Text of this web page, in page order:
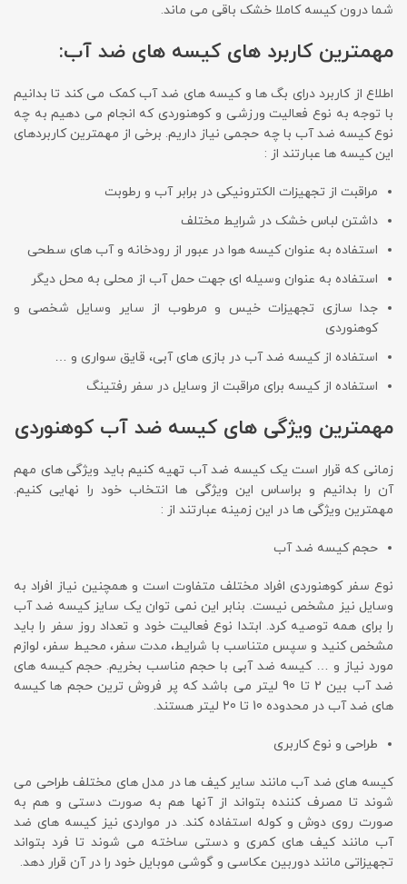
شما درون کیسه کاملا خشک باقی می ماند.
مهمترین کاربرد های کیسه های ضد آب:
اطلاع از کاربرد درای بگ ها و کیسه های ضد آب کمک می کند تا بدانیم
با توجه به نوع فعالیت ورزشی و کوهنوردی که انجام می دهیم به چه
نوع کیسه ضد آب با چه حجمی نیاز داریم. برخی از مهمترین کاربردهای
این کیسه ها عبارتند از :
مراقبت از تجهیزات الکترونیکی در برابر آب و رطوبت
داشتن لباس خشک در شرایط مختلف
استفاده به عنوان کیسه هوا در عبور از رودخانه و آب های سطحی
استفاده به عنوان وسیله ای جهت حمل آب از محلی به محل دیگر
جدا سازی تجهیزات خیس و مرطوب از سایر وسایل شخصی و
کوهنوردی
استفاده از کیسه ضد آب در بازی های آبی، قایق سواری و …
استفاده از کیسه برای مراقبت از وسایل در سفر رفتینگ
مهمترین ویژگی های کیسه ضد آب کوهنوردی
زمانی که قرار است یک کیسه ضد آب تهیه کنیم باید ویژگی های مهم
آن را بدانیم و براساس این ویژگی ها انتخاب خود را نهایی کنیم.
مهمترین ویژگی ها در این زمینه عبارتند از :
حجم کیسه ضد آب
نوع سفر کوهنوردی افراد مختلف متفاوت است و همچنین نیاز افراد به
وسایل نیز مشخص نیست. بنابر این نمی توان یک سایز کیسه ضد آب
را برای همه توصیه کرد. ابتدا نوع فعالیت خود و تعداد روز سفر را باید
مشخص کنید و سپس متناسب با شرایط، مدت سفر، محیط سفر، لوازم
مورد نیاز و … کیسه ضد آبی با حجم مناسب بخریم. حجم کیسه های
ضد آب بین 2 تا 90 لیتر می باشد که پر فروش ترین حجم ها کیسه
های ضد آب در محدوده 10 تا 20 لیتر هستند.
طراحی و نوع کاربری
کیسه های ضد آب مانند سایر کیف ها در مدل های مختلف طراحی می
شوند تا مصرف کننده بتواند از آنها هم به صورت دستی و هم به
صورت روی دوش و کوله استفاده کند. در مواردی نیز کیسه های ضد
آب مانند کیف های کمری و دستی ساخته می شوند تا فرد بتواند
تجهیزاتی مانند دوربین عکاسی و گوشی موبایل خود را در آن قرار دهد.